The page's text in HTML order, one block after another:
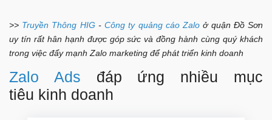
>> Truyền Thông HIG -Công ty quảng cáo Zalo ở quận Đồ Sơn
uy tín rất hân hạnh được góp sức và đồng hành cùng quý khách
trong việc đẩy mạnh Zalo marketing để phát triển kinh doanh
Zalo Ads đáp ứng nhiều mục
tiêu kinh doanh